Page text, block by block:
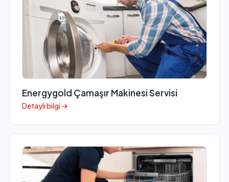
Energygold Çamaşır Makinesi Servisi
Detaylı bilgi →